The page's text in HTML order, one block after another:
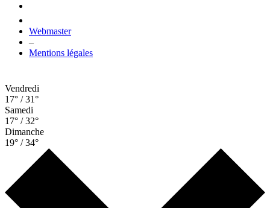
Webmaster
–
Mentions légales
Vendredi
17° / 31°
Samedi
17° / 32°
Dimanche
19° / 34°